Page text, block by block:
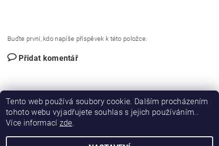
Buďte první, kdo napíše příspěvek k této položce.
Přidat komentář
DIRECT FORCE | JANÍSKOVÁ&LATA
Tento web používá soubory cookie. Dalším procházením
tohoto webu vyjadřujete souhlas s jejich používáním..
Více informací zde.